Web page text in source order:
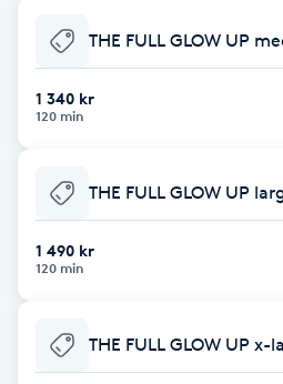
Bottenfärg
Brynformning
Brynfärgning
THE FULL GLOW UP
1 340 kr
120 min
THE FULL GLOW UP
1 490 kr
120 min
THE FULL GLOW UP x-